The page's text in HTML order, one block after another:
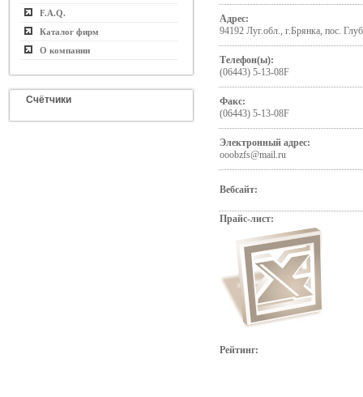
F.A.Q.
Каталог фирм
О компании
Счётчики
Адрес:
94192 Луг.обл., г.Брянка, пос.
Телефон(ы):
(06443) 5-13-08F
Факс:
(06443) 5-13-08F
Электронный адрес:
ooobzfs@mail.ru
Вебсайт:
Прайс-лист:
Рейтинг: